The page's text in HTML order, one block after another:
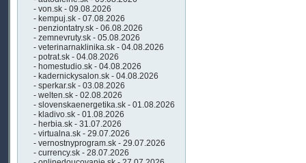
- von.sk - 09.08.2026
- kempuj.sk - 07.08.2026
- penziontatry.sk - 06.08.2026
- zemnevruty.sk - 05.08.2026
- veterinarnaklinika.sk - 04.08.2026
- potrat.sk - 04.08.2026
- homestudio.sk - 04.08.2026
- kadernickysalon.sk - 04.08.2026
- sperkar.sk - 03.08.2026
- welten.sk - 02.08.2026
- slovenskaenergetika.sk - 01.08.2026
- kladivo.sk - 01.08.2026
- herbia.sk - 31.07.2026
- virtualna.sk - 29.07.2026
- vernostnyprogram.sk - 29.07.2026
- currency.sk - 28.07.2026